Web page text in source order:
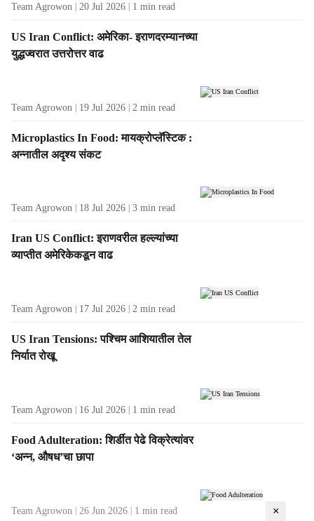
Team Agrowon 20 Jul 2026 1 min read
US Iran Conflict: अमेरिका- इराणदरम्यानच्या
युद्धज्वरात उत्तरोत्तर वाढ
Team Agrowon 19 Jul 2026 2 min read
Microplastics In Food: मायक्रोप्लॅस्टिक :
अन्नातील अदृश्य संकट
Team Agrowon 18 Jul 2026 3 min read
Iran US Conflict: इराणवरील हल्ल्यांच्या
व्याप्तीत अमेरिकेकडून वाढ
Team Agrowon 17 Jul 2026 2 min read
US Iran Tensions: पश्चिम आशियातील तेल
निर्यात रोखू
Team Agrowon 16 Jul 2026 1 min read
Food Adulteration: शिर्डीत पेढे विक्रेत्यांवर
‘अन्न, औषध’चा छापा
Team Agrowon 26 Jun 2026 1 min read ×